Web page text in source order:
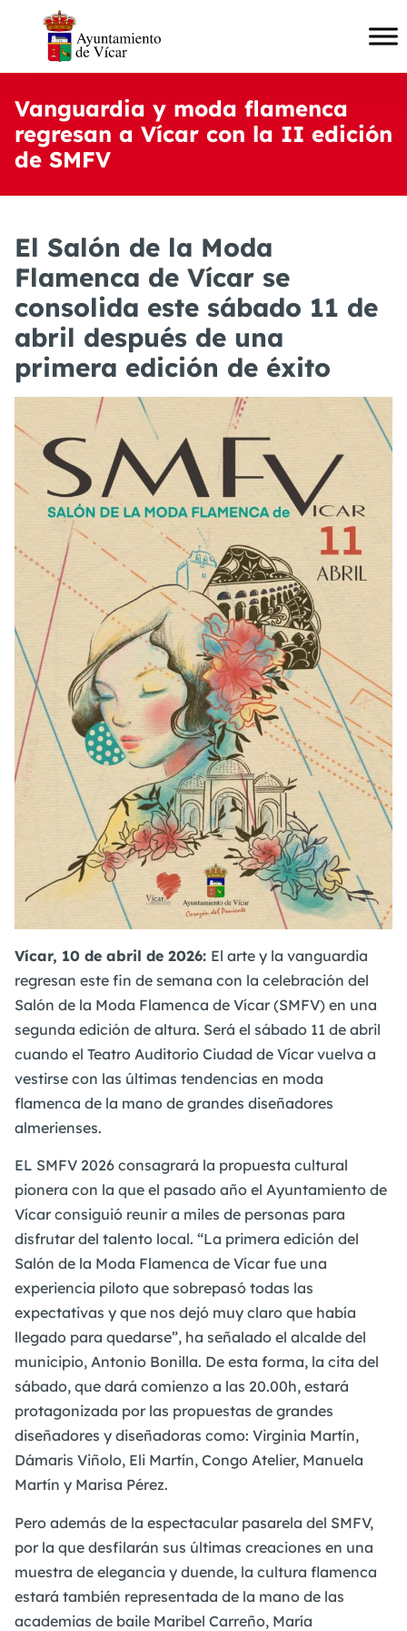
Vanguardia y moda flamenca
regresan a Vícar con la II edición
de SMFV
El Salón de la Moda
Flamenca de Vícar se
consolida este sábado 11 de
abril después de una
primera edición de éxito
Vícar, 10 de abril de 2026: El arte y la vanguardia
regresan este fin de semana con la celebración del
Salón de la Moda Flamenca de Vícar (SMFV) en una
segunda edición de altura. Será el sábado 11 de abril
cuando el Teatro Auditorio Ciudad de Vícar vuelva a
vestirse con las últimas tendencias en moda
flamenca de la mano de grandes diseñadores
almerienses.
EL SMFV 2026 consagrará la propuesta cultural
pionera con la que el pasado año el Ayuntamiento de
Vícar consiguió reunir a miles de personas para
disfrutar del talento local. “La primera edición del
Salón de la Moda Flamenca de Vícar fue una
experiencia piloto que sobrepasó todas las
expectativas y que nos dejó muy claro que había
llegado para quedarse”, ha señalado el alcalde del
municipio, Antonio Bonilla. De esta forma, la cita del
sábado, que dará comienzo a las 20.00h, estará
protagonizada por las propuestas de grandes
diseñadores y diseñadoras como: Virginia Martín,
Dámaris Viñolo, Eli Martín, Congo Atelier, Manuela
Martín y Marisa Pérez.
Pero además de la espectacular pasarela del SMFV,
por la que desfilarán sus últimas creaciones en una
muestra de elegancia y duende, la cultura flamenca
estará también representada de la mano de las
academias de baile Maribel Carreño, María